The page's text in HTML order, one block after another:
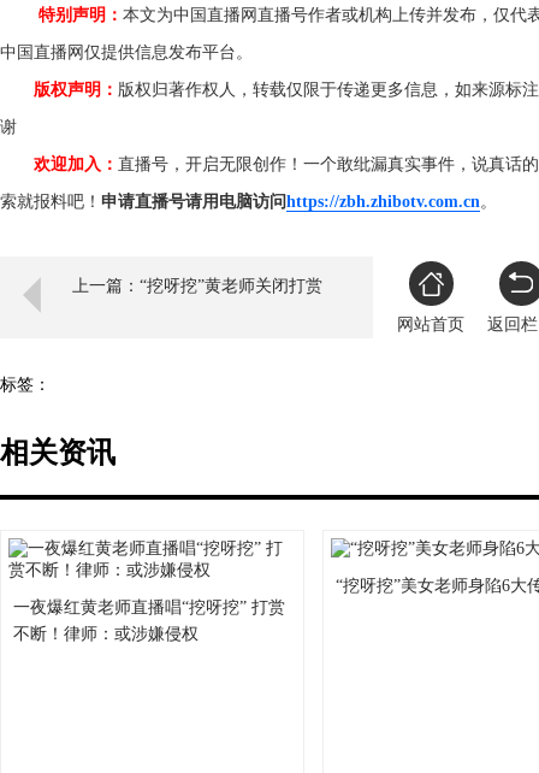
特别声明： 本文为中国直播网直播号作者或机构上传并发布，仅
中国直播网仅提供信息发布平台。
版权声明： 版权归著作权人，转载仅限于传递更多信息，如来源标
谢
欢迎加入： 直播号，开启无限创作！一个敢纰漏真实事件，说真话
索就报料吧！ 申请直播号请用电脑访问https://zbh.zhibotv.com.cn。
上一篇：“挖呀挖”黄老师关闭打赏
网站首页 返回
标签：
相关资讯
一夜爆红黄老师直播唱“挖呀挖” 打赏
不断！律师：或涉嫌侵权
“挖呀挖”美女老师身陷6大